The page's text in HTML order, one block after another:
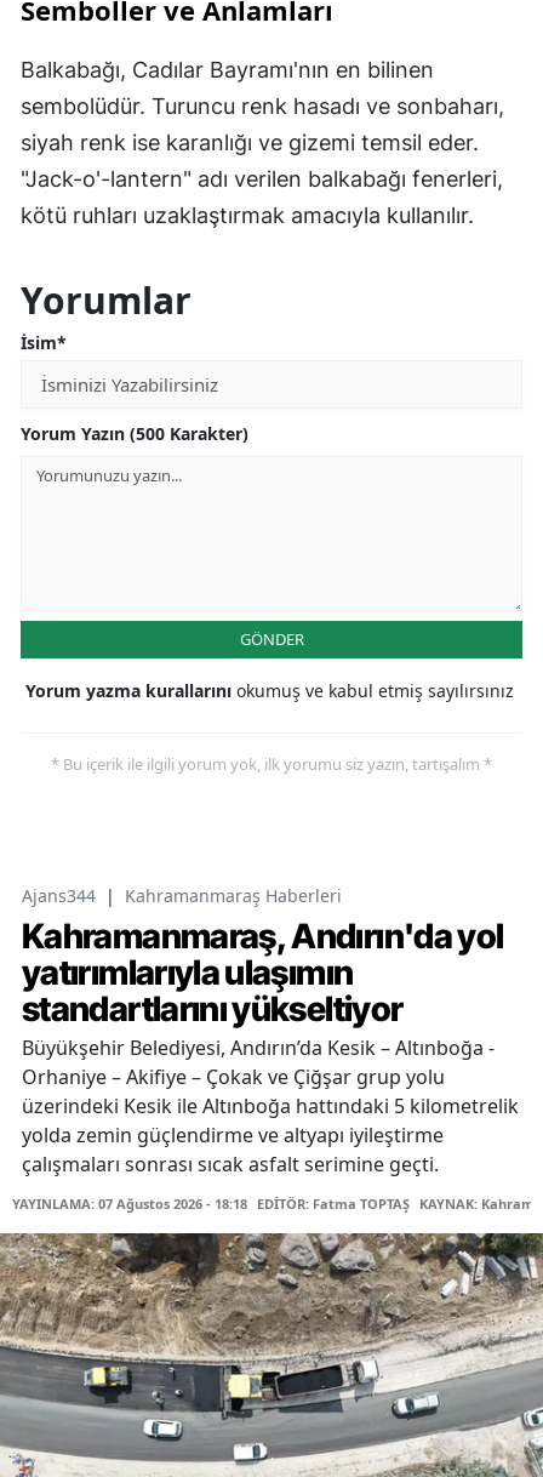
Semboller ve Anlamları
Balkabağı, Cadılar Bayramı'nın en bilinen
sembolüdür. Turuncu renk hasadı ve sonbaharı,
siyah renk ise karanlığı ve gizemi temsil eder.
"Jack-o'-lantern" adı verilen balkabağı fenerleri,
kötü ruhları uzaklaştırmak amacıyla kullanılır.
Yorumlar
İsim*
Yorum Yazın (500 Karakter)
GÖNDER
Yorum yazma kurallarını okumuş ve kabul etmiş sayılırsınız
* Bu içerik ile ilgili yorum yok, ilk yorumu siz yazın, tartışalım *
Ajans344 | Kahramanmaraş Haberleri
Kahramanmaraş, Andırın'da yol
yatırımlarıyla ulaşımın
standartlarını yükseltiyor
Büyükşehir Belediyesi, Andırın’da Kesik – Altınboğa -
Orhaniye – Akifiye – Çokak ve Çiğşar grup yolu
üzerindeki Kesik ile Altınboğa hattındaki 5 kilometrelik
yolda zemin güçlendirme ve altyapı iyileştirme
çalışmaları sonrası sıcak asfalt serimine geçti.
YAYINLAMA: 07 Ağustos 2026 - 18:18 EDİTÖR: Fatma TOPTAŞ KAYNAK: